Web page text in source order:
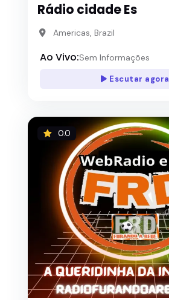
Rádio cidade Es
Americas, Brazil
Ao Vivo:Sem Informações
Escutar agora
0.0